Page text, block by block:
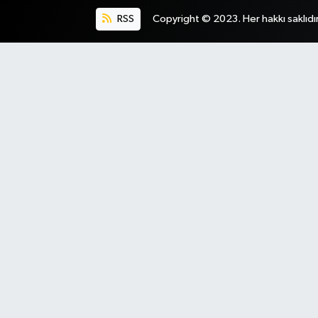
RSS Copyright © 2023. Her hakkı